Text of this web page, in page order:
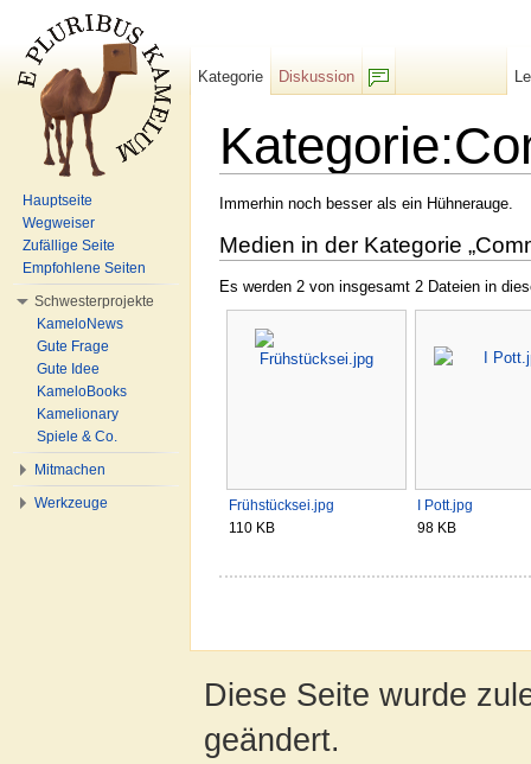
Immerhin noch besser als ein Hühnerauge.
Medien in der Kategorie
Es werden 2 von insgesamt 2 Dateien in
Frühstücksei.jpg
110 KB
I Pott.jpg
98 KB
Kategorie
Diskussion
Hauptseite
Wegweiser
Zufällige Seite
Empfohlene Seiten
Schwesterprojekte
KameloNews
Gute Frage
Gute Idee
KameloBooks
Kamelionary
Spiele & Co.
Mitmachen
Werkzeuge
Diese Seite wurde
geändert.